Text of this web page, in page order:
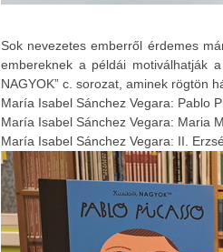
Sok nevezetes emberről érdemes
embereknek a példái motiválhatják
NAGYOK” c. sorozat, aminek rögtön
María Isabel Sánchez Vegara: Pablo
María Isabel Sánchez Vegara: Maria
María Isabel Sánchez Vegara: II.